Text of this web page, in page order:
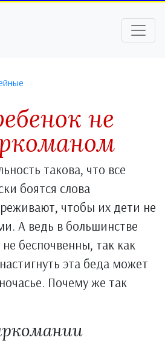
не
такова, что все
боятся слова
чтобы их дети не
А ведь в большинстве
не беспочвенны, так как
эта беда может
Почему же так